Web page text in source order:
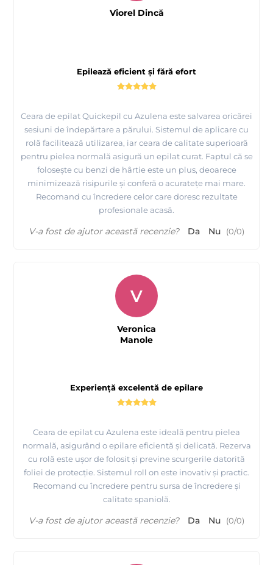
Epilează eficient și fără efort
Ceara de epilat Quickepil cu Azulena este salvarea oricărei
sesiuni de îndepărtare a părului. Sistemul de aplicare cu
rolă facilitează utilizarea, iar ceara de calitate superioară
pentru pielea normală asigură un epilat curat. Faptul că se
folosește cu benzi de hârtie este un plus, deoarece
minimizează risipurile și conferă o acuratețe mai mare.
Recomand cu încredere celor care doresc rezultate
profesionale acasă.
Viorel Dincă
V-a fost de ajutor această recenzie? Da Nu (0/0)
Experiență excelentă de epilare
Ceara de epilat cu Azulena este ideală pentru pielea
normală, asigurând o epilare eficientă și delicată. Rezerva
cu rolă este ușor de folosit și previne scurgerile datorită
foliei de protecție. Sistemul roll on este inovativ și practic.
Recomand cu încredere pentru sursa de încredere și
calitate spaniolă.
V
Veronica
Manole
V-a fost de ajutor această recenzie? Da Nu (0/0)